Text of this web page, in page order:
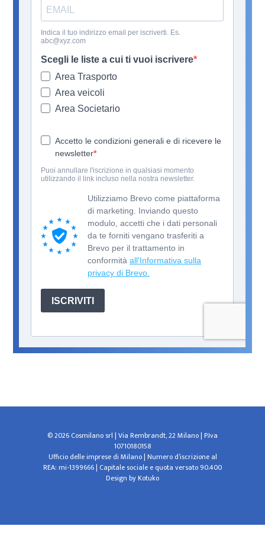
© 2026 Cosmilano srl | Via Rembrandt, 22 Milano | P.Iva
10710180158
Ufficio delle imprese di Milano | Numero d’iscrizione al
REA: mi-1399666 | Capitale sociale e quota versato 90.400
Design byKotuko